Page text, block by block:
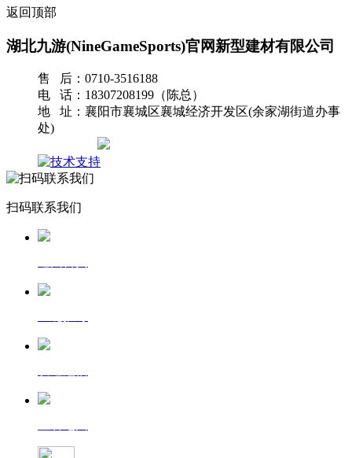
返回顶部
湖北九游(NineGameSports)官网新型建材有限公司
售 后：0710-3516188
电 话：18307208199（陈总）
地 址：襄阳市襄城区襄城经济开发区(余家湖街道办事
处)
扫码联系我们